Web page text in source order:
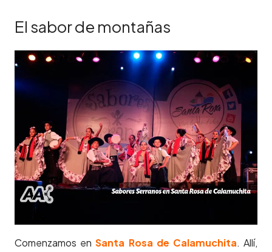
El sabor de montañas
Comenzamos enSanta Rosa de Calamuchita. Allí,